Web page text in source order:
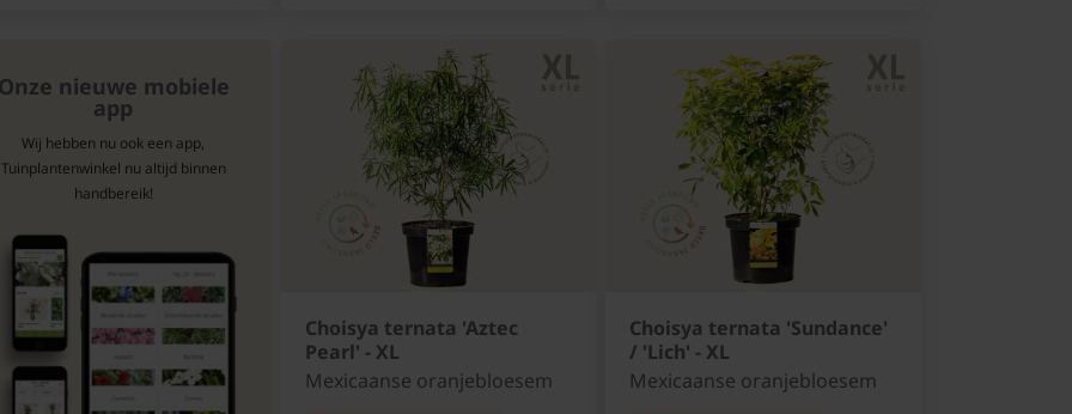
Onze nieuwe mobiele
app
Wij hebben nu ook een app,
Tuinplantenwinkel nu altijd binnen
handbereik!
Choisya ternata 'Aztec
Pearl' - XL
Mexicaanse oranjebloesem
Choisya ternata 'Sundance'
/ 'Lich' - XL
Mexicaanse oranjebloesem